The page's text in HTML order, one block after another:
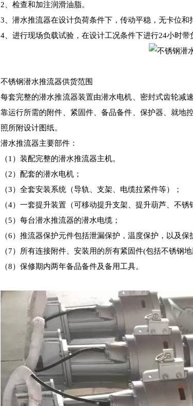
2、检查和加注润滑油脂。
3、潜水推流器在设计负荷条件下，传动平稳，无卡位和
4、进行现场负载试验，在设计工况条件下进行24小时带
不锈钢潜水推流器供货范围
每套完整的潜水推流器装置由潜水电机、密封式齿轮减
靠运行所需的附件、紧固件、备品备件、保护器、就地
照所附设计图纸。
潜水推流器主要部件：
（1）装配完整的潜水推流器主机。
（2）配套的潜水电机；
（3）全套安装系统（导轨、支架、电缆拉紧件等）；
（4）一套提升装置（可移动提升支架、提升葫芦、不锈
（5）每台潜水推流器的潜水电缆；
（6）推流器保护元件包括泄漏保护，温度保护，以及保
（7）所有连接附件、安装用的所有紧固件(包括不锈钢
（8）保修期内两年备品备件及备用工具。